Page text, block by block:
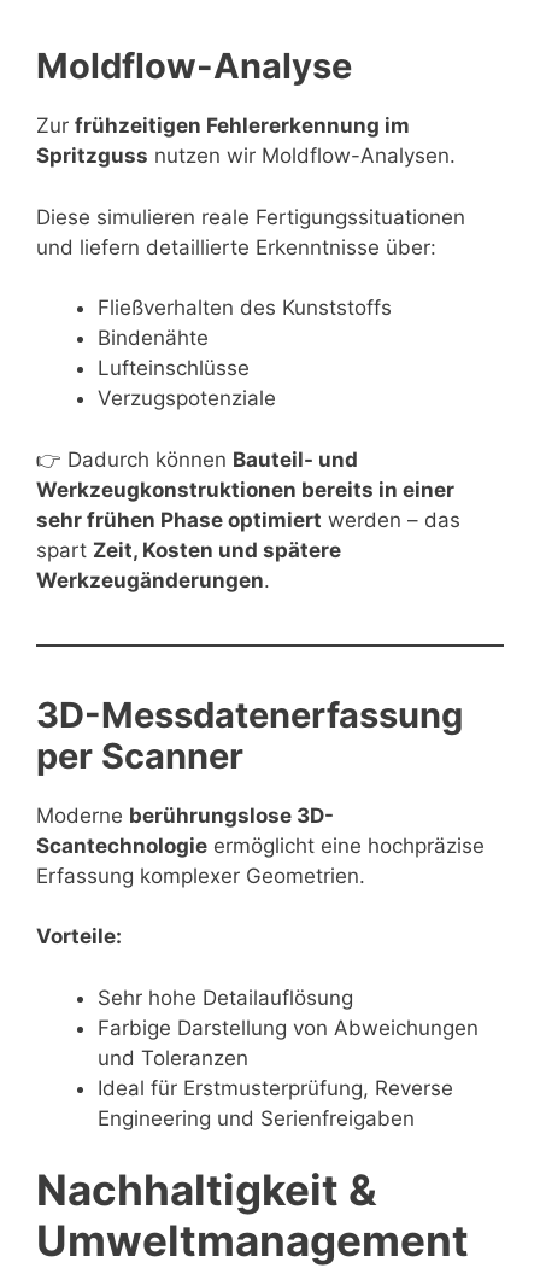
Moldflow-Analyse
Zur frühzeitigen Fehlererkennung im
Spritzguss nutzen wir Moldflow-Analysen.
Diese simulieren reale Fertigungssituationen
und liefern detaillierte Erkenntnisse über:
Fließverhalten des Kunststoffs
Bindenähte
Lufteinschlüsse
Verzugspotenziale
👉 Dadurch können Bauteil- und
Werkzeugkonstruktionen bereits in einer
sehr frühen Phase optimiert werden – das
spart Zeit, Kosten und spätere
Werkzeugänderungen.
3D-Messdatenerfassung
per Scanner
Moderne berührungslose 3D-
Scantechnologie ermöglicht eine hochpräzise
Erfassung komplexer Geometrien.
Vorteile:
Sehr hohe Detailauflösung
Farbige Darstellung von Abweichungen
und Toleranzen
Ideal für Erstmusterprüfung, Reverse
Engineering und Serienfreigaben
Nachhaltigkeit &
Umweltmanagement